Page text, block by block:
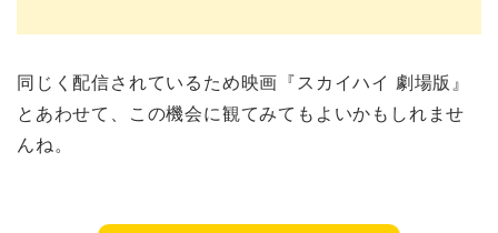
同じく配信されているため映画『スカイハイ 劇場版』
とあわせて、この機会に観てみてもよいかもしれませ
んね。